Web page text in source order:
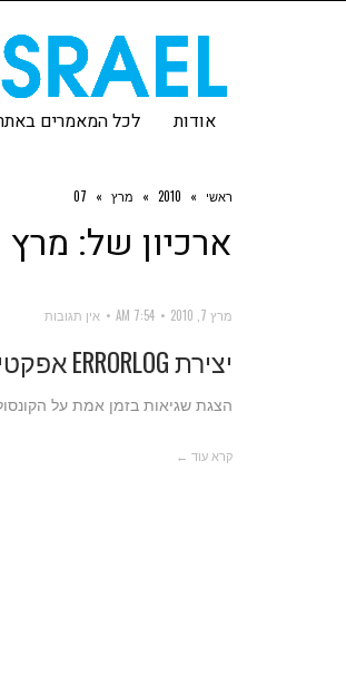
אודות לכל המאמרים
ראשי »
2010
» מרץ »
07
ארכיון של: מרץ 7, 2010
מרץ 7, 2010 7:54 AM אין תגובות
יצירת ERRORLOG אפקטיבי בשרת פיתוח
הצגת שגיאות בזמן אמת על
קרא עוד ←